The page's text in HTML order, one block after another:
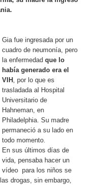
Gia fue ingresada por un
cuadro de neumonía, pero
la enfermedad que lo
había generado era el
VIH , por lo que es
trasladada al Hospital
Universitario de
Hahneman, en
Philadelphia. Su madre
permaneció a su lado en
todo momento.
En sus últimos días de
vida, pensaba hacer un
vídeo para los niños se
drogas, sin embargo,